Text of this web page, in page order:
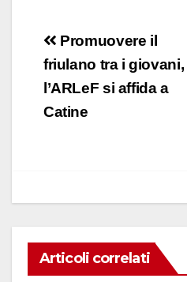
c
e
b
o
at
s
A
e
dI
Navigazione
articoli
Promuovere il
friulano tra i giovani,
l’ARLeF si affida a
Catine
Articoli correlati